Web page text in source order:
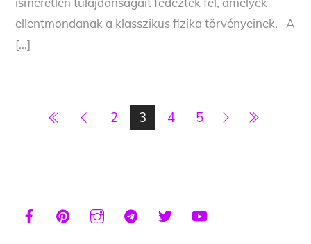
ellentmondanak a klasszikus fizika törvényeinek. A
[…]
2 3 4 5